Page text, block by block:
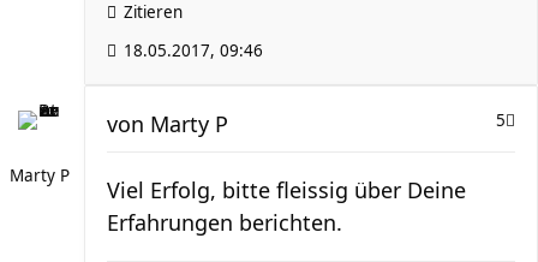
Zitieren
18.05.2017, 09:46
Marty P
5
von Marty P
Viel Erfolg, bitte fleissig über Deine
Erfahrungen berichten.